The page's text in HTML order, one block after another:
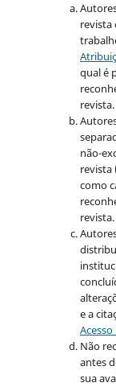
revista
qual é
revista.
não-
revista
como
revista.
e a
Não
antes
sua